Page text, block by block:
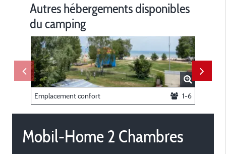
Autres hébergements disponibles
du camping
Emplacement confort 1-6
Mobil-Home 2 Chambres